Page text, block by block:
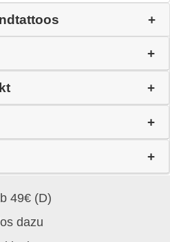
49€ (D)
dazu